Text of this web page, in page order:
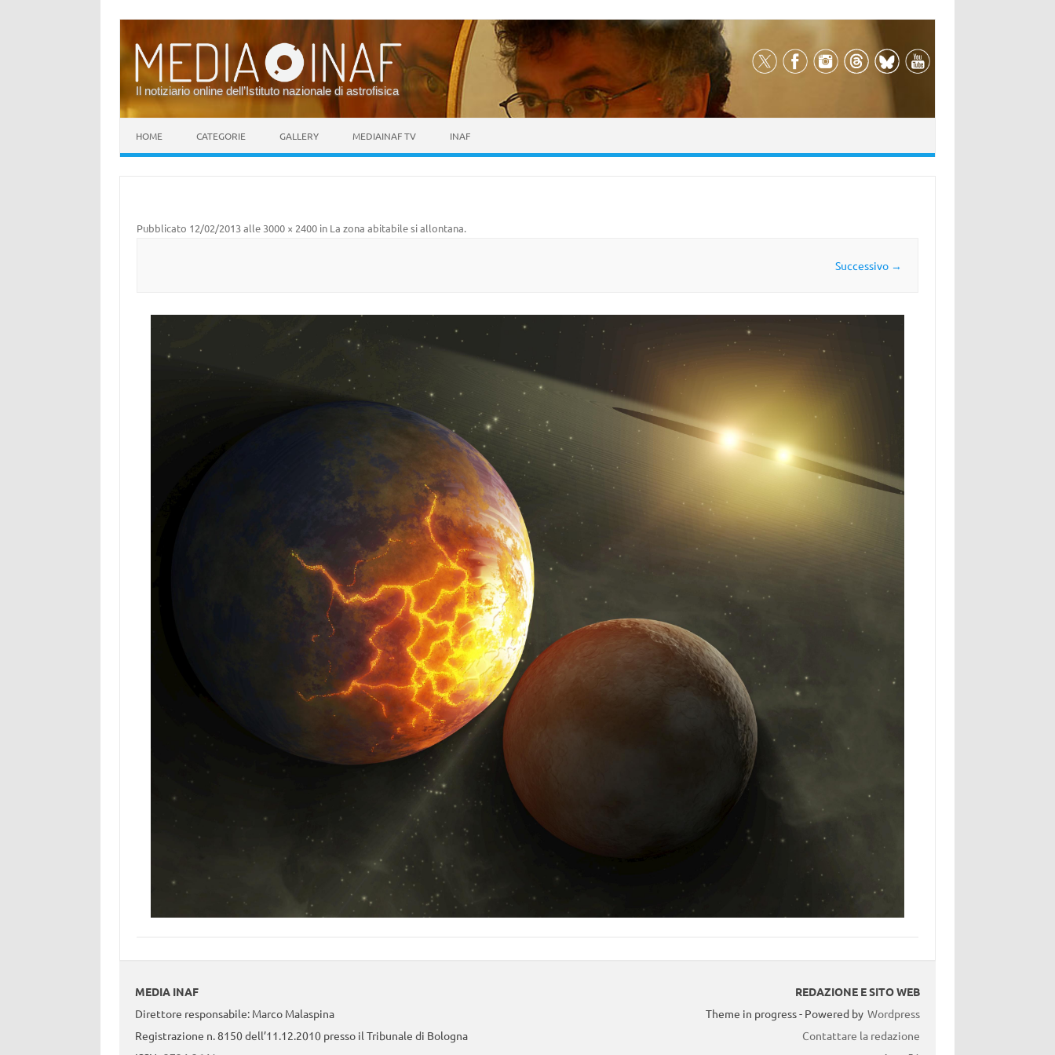
Il notiziario online dell’Istituto nazionale di astrofisica
HOME CATEGORIE GALLERY MEDIAINAF TV INAF
Pubblicato 12/02/2013alle 3000 × 2400in La zona abitabile si allontana.
Successivo →
MEDIA INAF
Direttore responsabile: Marco Malaspina
Registrazione n. 8150 dell’11.12.2010 presso il Tribunale di Bologna
REDAZIONE E SITO WEB
Theme in progress - Powered by Wordpress
Contattare la redazione